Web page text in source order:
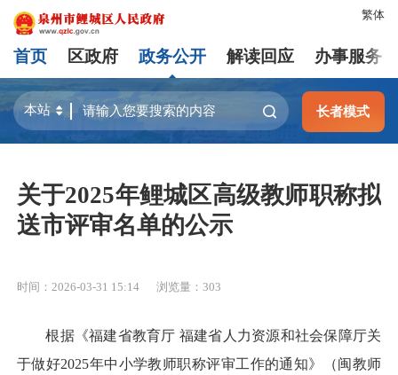
繁体
首页 区政府 政务公开 解读回应 办事服务
长者模式
关于2025年鲤城区高级教师职称拟
送市评审名单的公示
时间：2026-03-31 15:14 浏览量： 303
根据《福建省教育厅 福建省人力资源和社会保障厅关
于做好2025年中小学教师职称评审工作的通知》（闽教师